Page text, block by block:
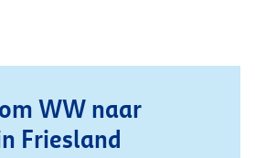
WW naar
Friesland